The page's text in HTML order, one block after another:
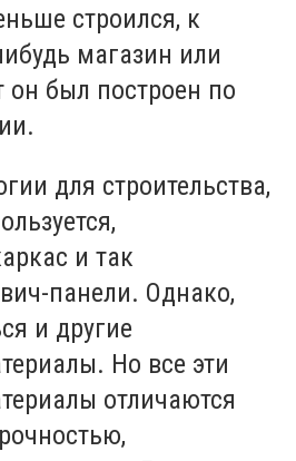
строился, к
магазин или
он был построен по
для строительства,
и так
панели. Однако,
и другие
Но все эти
отличаются